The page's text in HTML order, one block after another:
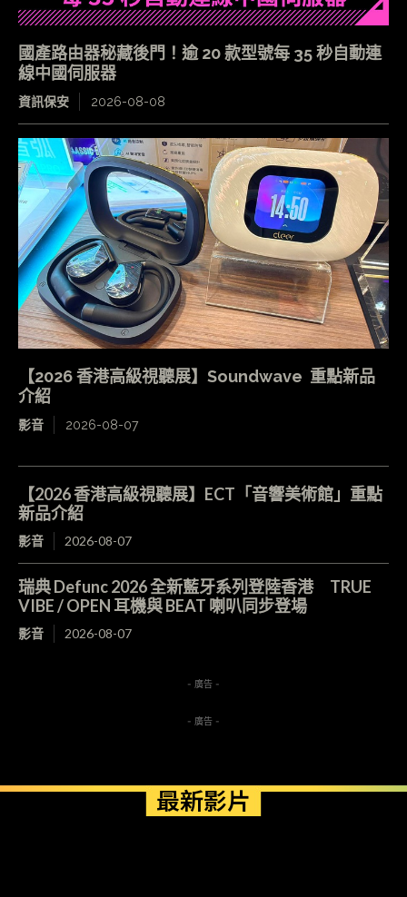
國產路由器秘藏後門！逾 20 款型號每 35 秒自動連
線中國伺服器
資訊保安 2026-08-08
【2026 香港高級視聽展】Soundwave 重點新品
介紹
影音 2026-08-07
【2026 香港高級視聽展】ECT「音響美術館」重點
新品介紹
影音 2026-08-07
瑞典 Defunc 2026 全新藍牙系列登陸香港 TRUE
VIBE / OPEN 耳機與 BEAT 喇叭同步登場
影音 2026-08-07
- 廣告 -
- 廣告 -
最新影片